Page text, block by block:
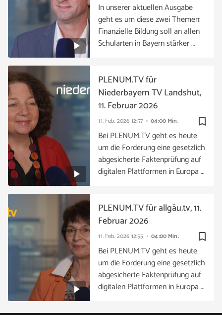
In unserer aktuellen Ausgabe
geht es um diese zwei Themen:
Finanzielle Bildung soll an allen
Schularten in Bayern stärker …
bookmark_border
11. Feb. 2026 12:57 04:00 Min.
PLENUM.TV für
Niederbayern TV Landshut,
11. Februar 2026
Bei PLENUM.TV geht es heute
um die Forderung eine gesetzlich
abgesicherte Faktenprüfung auf
digitalen Plattformen in Europa …
bookmark_border
11. Feb. 2026 12:55 04:00 Min.
PLENUM.TV für allgäu.tv, 11.
Februar 2026
Bei PLENUM.TV geht es heute
um die Forderung eine gesetzlich
abgesicherte Faktenprüfung auf
digitalen Plattformen in Europa …